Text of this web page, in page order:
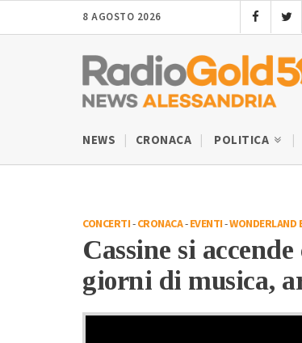
8 AGOSTO 2026
NEWS CRONACA POLITICA
CONCERTI-CRONACA-EVENTI-WONDERLAND
Cassine si
giorni di musica,